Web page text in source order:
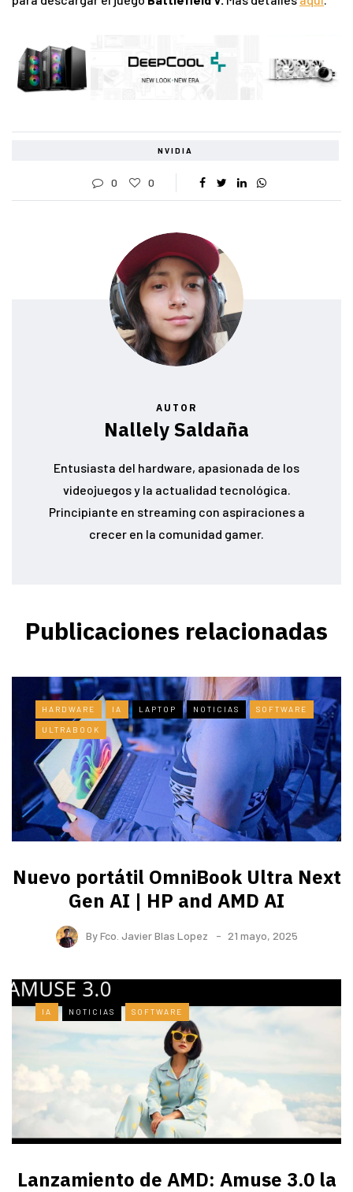
NVIDIA
0 0
AUTOR
Nallely Saldaña
Entusiasta del hardware, apasionada de los
videojuegos y la actualidad tecnológica.
Principiante en streaming con aspiraciones a
crecer en la comunidad gamer.
Publicaciones relacionadas
HARDWARE IA LAPTOP NOTICIAS SOFTWARE
ULTRABOOK
Nuevo portátil OmniBook Ultra ​Next
Gen AI | HP and AMD AI
ByFco. Javier Blas Lopez 21 mayo, 2025
IA NOTICIAS SOFTWARE
Lanzamiento de AMD: Amuse 3.0 la